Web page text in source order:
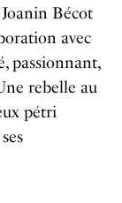
Bécot
avec
passionnant,
rebelle au
pétri